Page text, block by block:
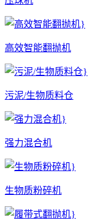
高效智能翻抛机
污泥/生物质料仓
强力混合机
生物质粉碎机